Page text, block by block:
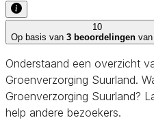
10
Op basis van 3 beoordelingen van
Onderstaand een overzicht
Groenverzorging Suurland.
Groenverzorging Suurland?
help andere bezoekers.